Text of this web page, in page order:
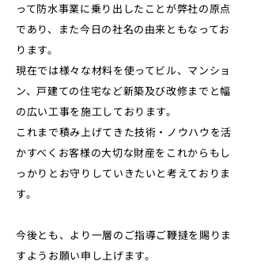
って防水事業に乗り出したことが弊社の原点
であり、また今日の社名の由来ともなってお
ります。
現在では様々な材料を使ってビル、マンショ
ン、戸建ての住宅など新築及び改修までと幅
の広い工事を施工しております。
これまで積み上げてきた技術・ノウハウを活
かすべくお客様の大切な財産をこれからもし
っかりとお守りしていきたいと考えておりま
す。
今後とも、より一層のご指導ご鞭撻を賜りま
すようお願い申し上げます。